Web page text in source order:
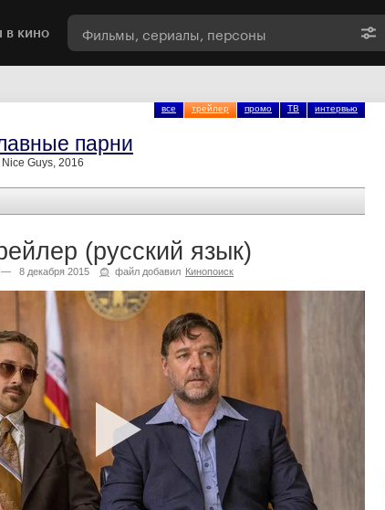
в кино
все трейлер промо ТВ интервью
парни
Guys, 2016
(русский язык)
— 8 декабря 2015 файл добавил Кинопоиск